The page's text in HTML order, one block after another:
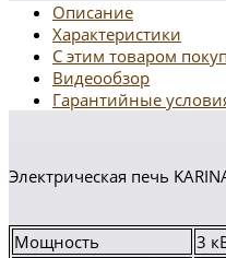
Описание
Характеристики
С этим товаром
Видеообзор
Гарантийные
Электрическая печь
Мощность
3